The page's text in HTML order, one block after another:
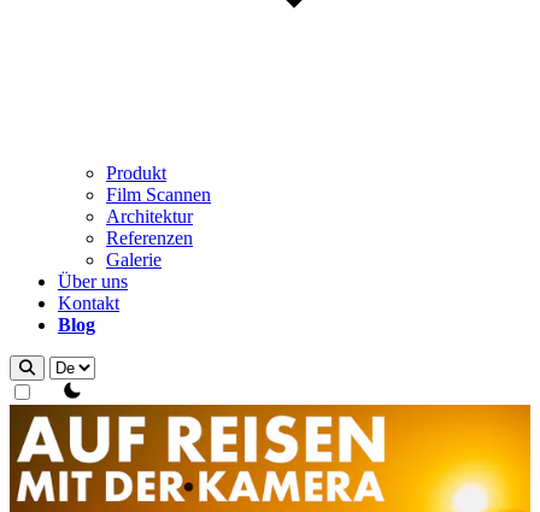
Produkt
Film Scannen
Architektur
Referenzen
Galerie
Über uns
Kontakt
Blog
theme switcher